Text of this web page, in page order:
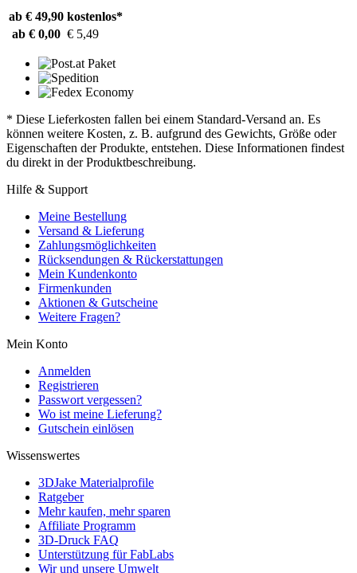
ab € 49,90 kostenlos*
ab € 0,00 € 5,49
* Diese Lieferkosten fallen bei einem Standard-Versand an. Es
können weitere Kosten, z. B. aufgrund des Gewichts, Größe oder
Eigenschaften der Produkte, entstehen. Diese Informationen findest
du direkt in der Produktbeschreibung.
Hilfe & Support
Meine Bestellung
Versand & Lieferung
Zahlungsmöglichkeiten
Rücksendungen & Rückerstattungen
Mein Kundenkonto
Firmenkunden
Aktionen & Gutscheine
Weitere Fragen?
Mein Konto
Anmelden
Registrieren
Passwort vergessen?
Wo ist meine Lieferung?
Gutschein einlösen
Wissenswertes
3DJake Materialprofile
Ratgeber
Mehr kaufen, mehr sparen
Affiliate Programm
3D-Druck FAQ
Unterstützung für FabLabs
Wir und unsere Umwelt